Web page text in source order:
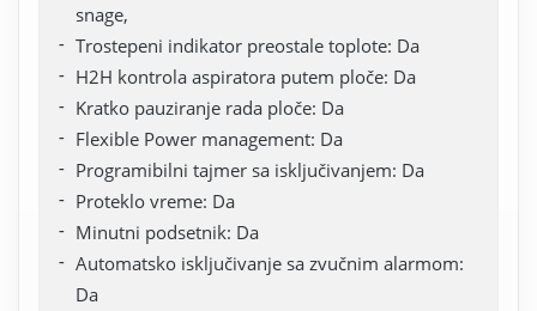
snage,
Trostepeni indikator preostale toplote: Da
H2H kontrola aspiratora putem ploče: Da
Kratko pauziranje rada ploče: Da
Flexible Power management: Da
Programibilni tajmer sa isključivanjem: Da
Proteklo vreme: Da
Minutni podsetnik: Da
Automatsko isključivanje sa zvučnim alarmom:
Da